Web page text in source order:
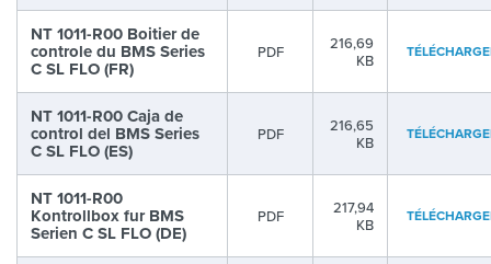
NT 1011-R00 Boitier de
controle du BMS Series
C SL FLO (FR)
PDF
216,69
KB
NT 1011-R00 Caja de
control del BMS Series
C SL FLO (ES)
PDF
216,65
KB
NT 1011-R00
Kontrollbox fur BMS
Serien C SL FLO (DE)
PDF
217,94
KB